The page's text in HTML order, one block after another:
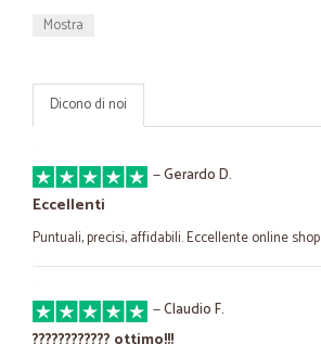
Mostra
Dicono di noi
—Gerardo D.
Eccellenti
Puntuali, precisi, affidabili. Eccellente online shop
—Claudio F.